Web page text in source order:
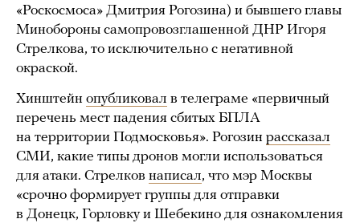
«Роскосмоса» Дмитрия Рогозина) и бывшего главы
Минобороны самопровозглашенной ДНР Игоря
Стрелкова, то исключительно с негативной
окраской.
Хинштейн опубликовал в телеграме «первичный
перечень мест падения сбитых БПЛА
на территории Подмосковья». Рогозин рассказал
СМИ, какие типы дронов могли использоваться
для атаки. Стрелков написал, что мэр Москвы
«срочно формирует группы для отправки
в Донецк, Горловку и Шебекино для ознакомления